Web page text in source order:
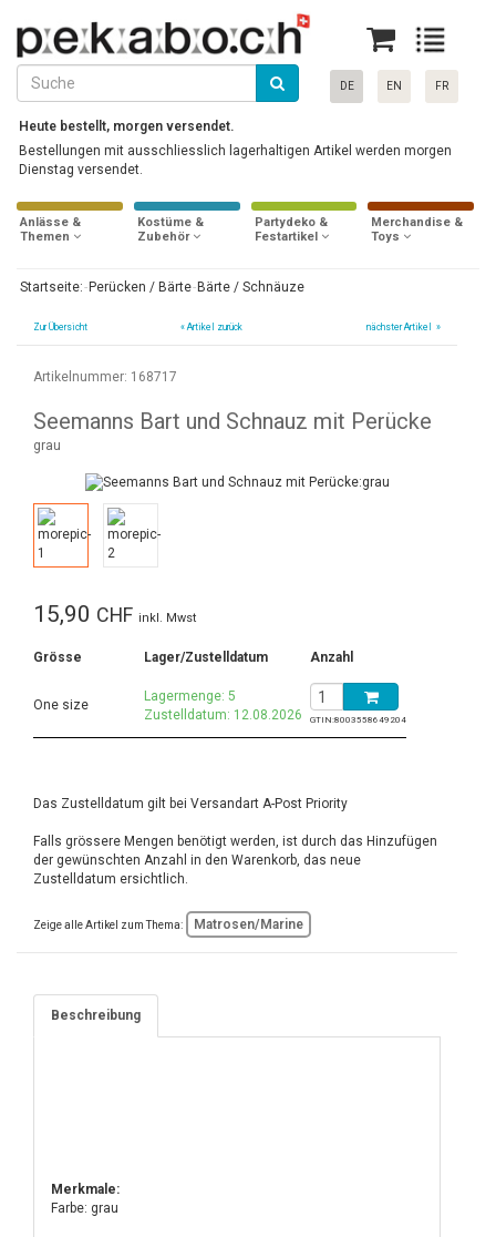
DE EN FR
Heute bestellt, morgen versendet.
Bestellungen mit ausschliesslich lagerhaltigen Artikel werden morgen
Dienstag versendet.
Anlässe &
Themen
Kostüme &
Zubehör
Partydeko &
Festartikel
Merchandise &
Toys
Startseite: Perücken / Bärte Bärte / Schnäuze
Zur Übersicht «Artikel zurück nächster Artikel »
Artikelnummer: 168717
Seemanns Bart und Schnauz mit Perücke
grau
15,90 CHF inkl. Mwst
Grösse Lager/Zustelldatum Anzahl
One size
Lagermenge: 5
Zustelldatum: 12.08.2026
GTIN:8003558649204
Das Zustelldatum gilt bei Versandart A-Post Priority
Falls grössere Mengen benötigt werden, ist durch das Hinzufügen
der gewünschten Anzahl in den Warenkorb, das neue
Zustelldatum ersichtlich.
Zeige alle Artikel zum Thema: Matrosen/Marine
Beschreibung
Merkmale:
Farbe: grau